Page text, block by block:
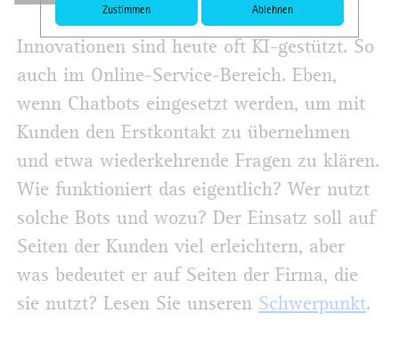
Innovationen sind heute oft KI-gestützt. So
auch im Online-Service-Bereich. Eben,
wenn Chatbots eingesetzt werden, um mit
Kunden den Erstkontakt zu übernehmen
und etwa wiederkehrende Fragen zu klären.
Wie funktioniert das eigentlich? Wer nutzt
solche Bots und wozu? Der Einsatz soll auf
Seiten der Kunden viel erleichtern, aber
was bedeutet er auf Seiten der Firma, die
sie nutzt? Lesen Sie unseren Schwerpunkt.
Zustimmen Ablehnen